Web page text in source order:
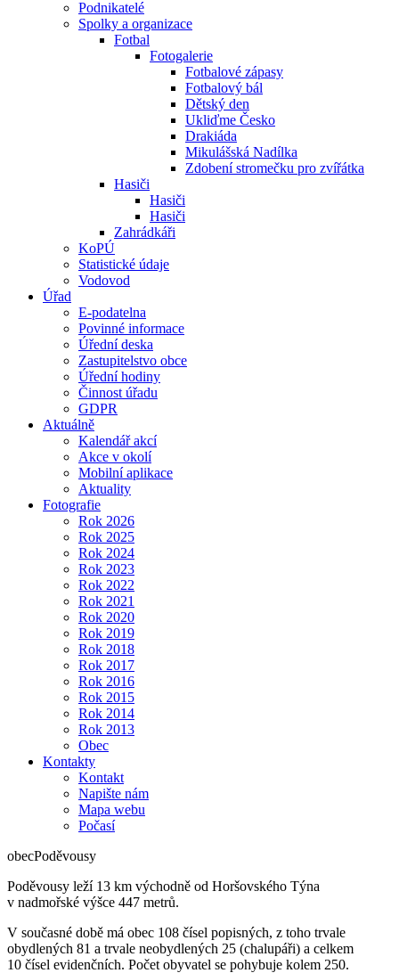
Podnikatelé
Spolky a organizace
Fotbal
Fotogalerie
Fotbalové zápasy
Fotbalový bál
Dětský den
Ukliďme Česko
Drakiáda
Mikulášská Nadílka
Zdobení stromečku pro zvířátka
Hasiči
Hasiči
Hasiči
Zahrádkáři
KoPÚ
Statistické údaje
Vodovod
Úřad
E-podatelna
Povinné informace
Úřední deska
Zastupitelstvo obce
Úřední hodiny
Činnost úřadu
GDPR
Aktuálně
Kalendář akcí
Akce v okolí
Mobilní aplikace
Aktuality
Fotografie
Rok 2026
Rok 2025
Rok 2024
Rok 2023
Rok 2022
Rok 2021
Rok 2020
Rok 2019
Rok 2018
Rok 2017
Rok 2016
Rok 2015
Rok 2014
Rok 2013
Obec
Kontakty
Kontakt
Napište nám
Mapa webu
Počasí
obecPoděvousy
Poděvousy leží 13 km východně od Horšovského Týna
v nadmořské výšce 447 metrů.
V současné době má obec 108 čísel popisných, z toho trvale
obydlených 81 a trvale neobydlených 25 (chalupáři) a celkem
10 čísel evidenčních. Počet obyvatel se pohybuje kolem 250.